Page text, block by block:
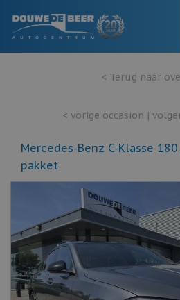
< Terug naar
< vorige occasion |
Mercedes-Benz C-Klasse
pakket